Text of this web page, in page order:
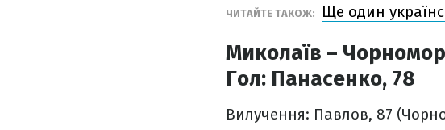
ЧИТАЙТЕ ТАКОЖ: Ще один
Миколаїв –
Гол: Панасенко, 78
Вилучення: Павлов, 87